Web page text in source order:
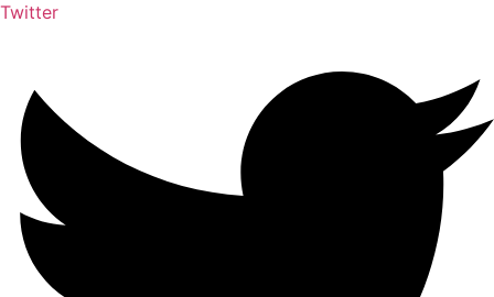
Twitter